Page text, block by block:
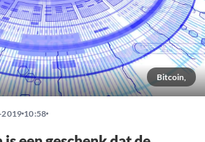
Bitcoin,
2019 10:58